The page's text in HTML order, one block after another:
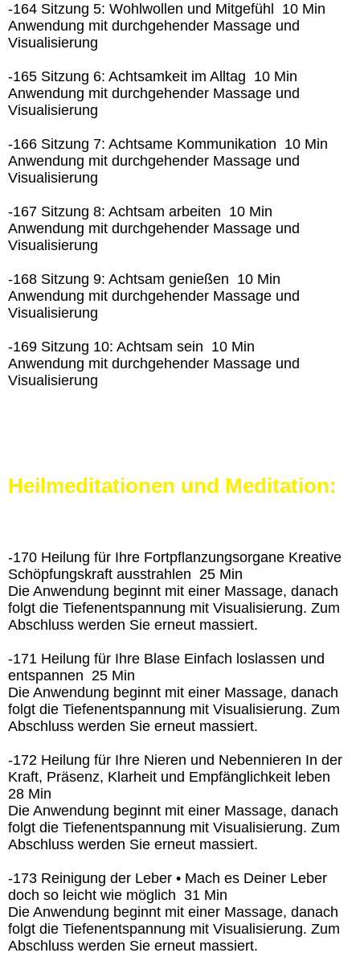
-164 Sitzung 5: Wohlwollen und Mitgefühl 10 Min
Anwendung mit durchgehender Massage und
Visualisierung
-165 Sitzung 6: Achtsamkeit im Alltag 10 Min
Anwendung mit durchgehender Massage und
Visualisierung
-166 Sitzung 7: Achtsame Kommunikation 10 Min
Anwendung mit durchgehender Massage und
Visualisierung
-167 Sitzung 8: Achtsam arbeiten 10 Min
Anwendung mit durchgehender Massage und
Visualisierung
-168 Sitzung 9: Achtsam genießen 10 Min
Anwendung mit durchgehender Massage und
Visualisierung
-169 Sitzung 10: Achtsam sein 10 Min
Anwendung mit durchgehender Massage und
Visualisierung
Heilmeditationen und Meditation:
-170 Heilung für Ihre Fortpflanzungsorgane Kreative
Schöpfungskraft ausstrahlen 25 Min
Die Anwendung beginnt mit einer Massage, danach
folgt die Tiefenentspannung mit Visualisierung. Zum
Abschluss werden Sie erneut massiert.
-171 Heilung für Ihre Blase Einfach loslassen und
entspannen 25 Min
Die Anwendung beginnt mit einer Massage, danach
folgt die Tiefenentspannung mit Visualisierung. Zum
Abschluss werden Sie erneut massiert.
-172 Heilung für Ihre Nieren und Nebennieren In der
Kraft, Präsenz, Klarheit und Empfänglichkeit leben
28 Min
Die Anwendung beginnt mit einer Massage, danach
folgt die Tiefenentspannung mit Visualisierung. Zum
Abschluss werden Sie erneut massiert.
-173 Reinigung der Leber • Mach es Deiner Leber
doch so leicht wie möglich 31 Min
Die Anwendung beginnt mit einer Massage, danach
folgt die Tiefenentspannung mit Visualisierung. Zum
Abschluss werden Sie erneut massiert.